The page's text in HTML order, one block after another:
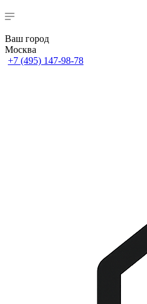
Ваш город
Москва
+7 (495) 147-98-78